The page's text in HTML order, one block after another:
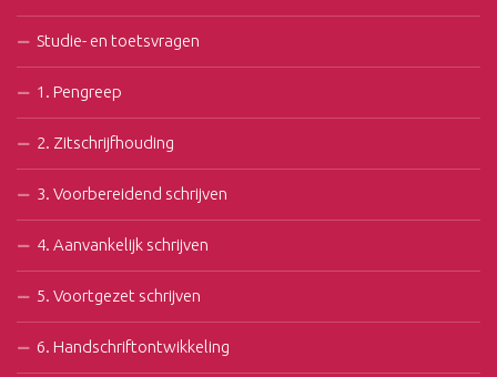
Studie- en toetsvragen
1. Pengreep
2. Zitschrijfhouding
3. Voorbereidend schrijven
4. Aanvankelijk schrijven
5. Voortgezet schrijven
6. Handschriftontwikkeling